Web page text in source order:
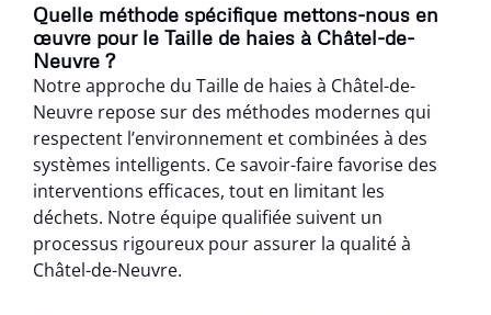
Quelle méthode spécifique mettons-nous en
œuvre pour le Taille de haies à Châtel-de-
Neuvre ?
Notre approche du Taille de haies à Châtel-de-
Neuvre repose sur des méthodes modernes qui
respectent l’environnement et combinées à des
systèmes intelligents. Ce savoir-faire favorise des
interventions efficaces, tout en limitant les
déchets. Notre équipe qualifiée suivent un
processus rigoureux pour assurer la qualité à
Châtel-de-Neuvre.